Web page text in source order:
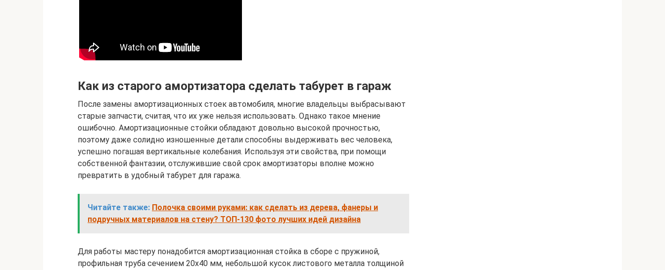
Как из старого амортизатора сделать табурет в гараж
После замены амортизационных стоек автомобиля, многие владельцы выбрасывают
старые запчасти, считая, что их уже нельзя использовать. Однако такое мнение
ошибочно. Амортизационные стойки обладают довольно высокой прочностью,
поэтому даже солидно изношенные детали способны выдерживать вес человека,
успешно погашая вертикальные колебания. Используя эти свойства, при помощи
собственной фантазии, отслужившие свой срок амортизаторы вполне можно
превратить в удобный табурет для гаража.
Читайте также: Полочка своими руками: как сделать из дерева, фанеры и
подручных материалов на стену? ТОП-130 фото лучших идей дизайна
Для работы мастеру понадобится амортизационная стойка в сборе с пружиной,
профильная труба сечением 20х40 мм, небольшой кусок листового металла толщиной